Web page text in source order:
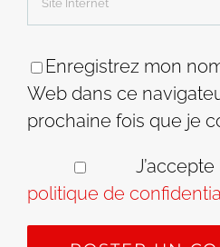
Enregistrez mon
Web dans ce
prochaine fois que je
J’accepte
politique de